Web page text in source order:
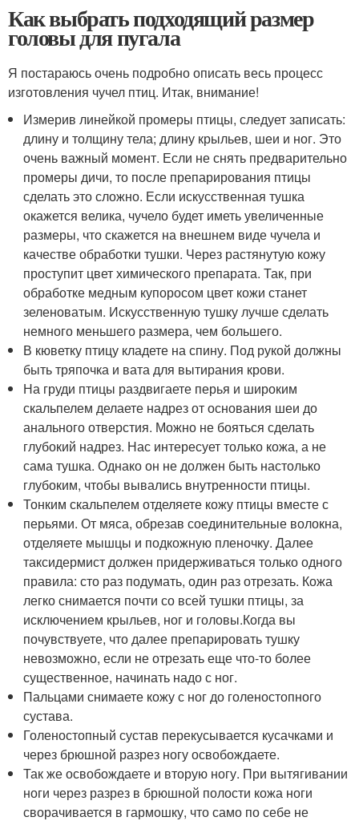
Как выбрать подходящий размер
головы для пугала
Я постараюсь очень подробно описать весь процесс
изготовления чучел птиц. Итак, внимание!
Измерив линейкой промеры птицы, следует записать:
длину и толщину тела; длину крыльев, шеи и ног. Это
очень важный момент. Если не снять предварительно
промеры дичи, то после препарирования птицы
сделать это сложно. Если искусственная тушка
окажется велика, чучело будет иметь увеличенные
размеры, что скажется на внешнем виде чучела и
качестве обработки тушки. Через растянутую кожу
проступит цвет химического препарата. Так, при
обработке медным купоросом цвет кожи станет
зеленоватым. Искусственную тушку лучше сделать
немного меньшего размера, чем большего.
В кюветку птицу кладете на спину. Под рукой должны
быть тряпочка и вата для вытирания крови.
На груди птицы раздвигаете перья и широким
скальпелем делаете надрез от основания шеи до
анального отверстия. Можно не бояться сделать
глубокий надрез. Нас интересует только кожа, а не
сама тушка. Однако он не должен быть настолько
глубоким, чтобы вывались внутренности птицы.
Тонким скальпелем отделяете кожу птицы вместе с
перьями. От мяса, обрезав соединительные волокна,
отделяете мышцы и подкожную пленочку. Далее
таксидермист должен придерживаться только одного
правила: сто раз подумать, один раз отрезать. Кожа
легко снимается почти со всей тушки птицы, за
исключением крыльев, ног и головы.Когда вы
почувствуете, что далее препарировать тушку
невозможно, если не отрезать еще что-то более
существенное, начинать надо с ног.
Пальцами снимаете кожу с ног до голеностопного
сустава.
Голеностопный сустав перекусывается кусачками и
через брюшной разрез ногу освобождаете.
Так же освобождаете и вторую ногу. При вытягивании
ноги через разрез в брюшной полости кожа ноги
сворачивается в гармошку, что само по себе не